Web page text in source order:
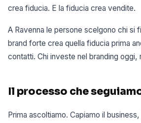
crea fiducia. E la fiducia crea vendite.
A Ravenna le persone scelgono chi si
brand forte crea quella fiducia prima
contatti. Chi investe nel branding oggi,
Il processo che
Prima ascoltiamo. Capiamo il